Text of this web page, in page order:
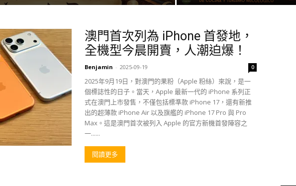
澳門首次列為 iPhone 首發地，
全機型今晨開賣，人潮迫爆！
Benjamin - 2025-09-19 0
2025年9月19日，對澳門的果粉（Apple 粉絲）來說，是一
個標誌性的日子。當天，Apple 最新一代的 iPhone 系列正
式在澳門上市發售，不僅包括標準款 iPhone 17，還有新推
出的超薄款 iPhone Air 以及旗艦的 iPhone 17 Pro 與 Pro
Max。這是澳門首次被列入 Apple 的官方新機首發陣容之
一......
閱讀更多